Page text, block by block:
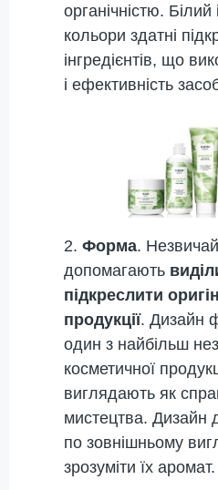
органічністю. Білий
кольори здатні
інгредієнтів, що
і ефективність
2. Форма.
допомагають
підкреслити
продукції. Дизайн
один з найбільш
косметичної
виглядають як
мистецтва. Дизайн
по зовнішньому
зрозуміти їх аромат.